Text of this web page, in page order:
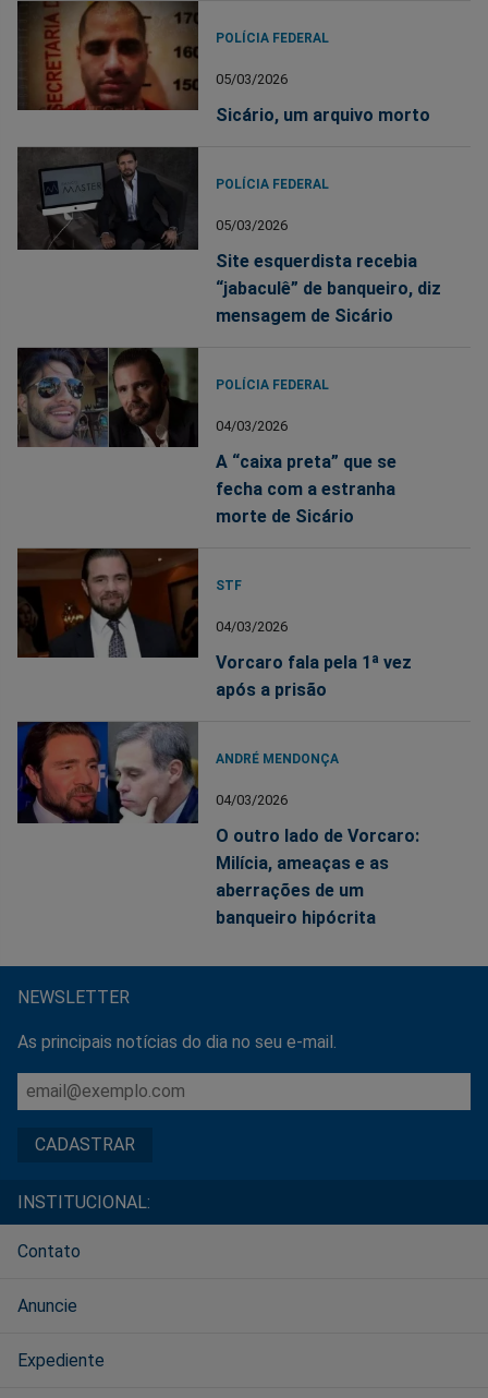
POLÍCIA FEDERAL
05/03/2026
Sicário, um arquivo morto
POLÍCIA FEDERAL
05/03/2026
Site esquerdista recebia
“jabaculê” de banqueiro, diz
mensagem de Sicário
POLÍCIA FEDERAL
04/03/2026
A “caixa preta” que se
fecha com a estranha
morte de Sicário
STF
04/03/2026
Vorcaro fala pela 1ª vez
após a prisão
ANDRÉ MENDONÇA
04/03/2026
O outro lado de Vorcaro:
Milícia, ameaças e as
aberrações de um
banqueiro hipócrita
NEWSLETTER
As principais notícias do dia no seu e-mail.
INSTITUCIONAL:
Contato
Anuncie
Expediente